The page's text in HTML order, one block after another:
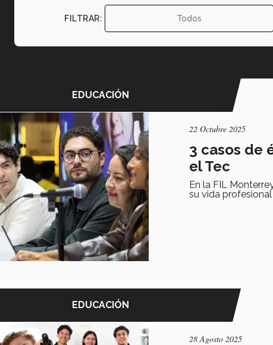
FILTRAR: Todos
EDUCACIÓN
22 Octubre 2025
3 casos de
el Tec
En la FIL
su vida
EDUCACIÓN
28 Agosto 2025